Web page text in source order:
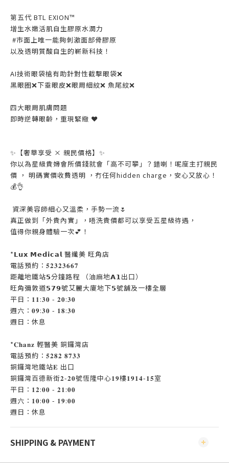
第五代 BTL EXION™️
增生水嫩活肌自生膠原水潤力
#市面上唯一能夠刺激面部骨膠原
以及透明質酸自生的嶄新科技！
AI技術眼袋槍有助針對性截擊眼袋❌
黑眼圈❌下垂眼皮❌眼周細紋❌ 魚尾紋❌
四大眼周肌膚問題
即時逆轉眼齡，重現緊緻 ❤️
✨【奢華享受 × 親民價格】✨
你以為星級貴婦會所價錢就會「高不可攀」？錯喇！呢度主打親民
價 ， 明碼實價收費透明 ，冇任何hidden charge，安心又放心！
💰👌
資深美容師細心又溫柔，手勢一流🌷
真正做到「外貴內實」，唔洗貴價都可以享受五星級待遇，
值得你親身體驗一次💕！
*𝗟𝘂𝘅 𝗠𝗲𝗱𝗶𝗰𝗮𝗹 醫纖美 旺角店
電話預約：𝟓𝟐𝟑𝟐𝟑𝟔𝟔𝟕
距離地鐵站𝟱分鐘路程 （油麻地𝗔𝟭出口）
旺角彌敦道𝟱𝟳𝟵號艾麗大廈地下𝟱號舖及一樓全層
平日：𝟏𝟏:𝟑𝟎 - 𝟐𝟎:𝟑𝟎
週六：𝟎𝟗:𝟑𝟎 - 𝟏𝟖:𝟑𝟎
週日：休息
*𝐂𝐡𝐚𝐧𝐳 輕醫美 銅鑼灣店
電話預約：𝟓𝟐𝟖𝟐 𝟖𝟕𝟑𝟑
銅鑼灣地鐵站𝐄 出口
銅鑼灣百德新街𝟐-𝟐𝟎號恆隆中心𝟏𝟗樓𝟏𝟗𝟏𝟒-𝟏𝟓室
平日：𝟏𝟐:𝟎𝟎 - 𝟐𝟏:𝟎𝟎
週六：𝟏𝟎:𝟎𝟎 - 𝟏𝟗:𝟎𝟎
週日：休息
SHIPPING & PAYMENT